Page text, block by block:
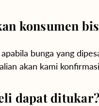
konsumen
bunga yang
akan kami
dapat ditukar?